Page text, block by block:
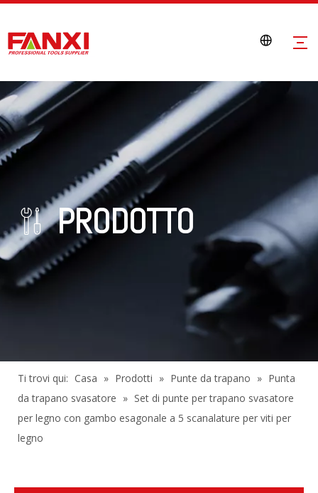
PRODOTTO
Ti trovi qui: Casa » Prodotti » Punte da trapano » Punta
da trapano svasatore » Set di punte per trapano svasatore
per legno con gambo esagonale a 5 scanalature per viti per
legno